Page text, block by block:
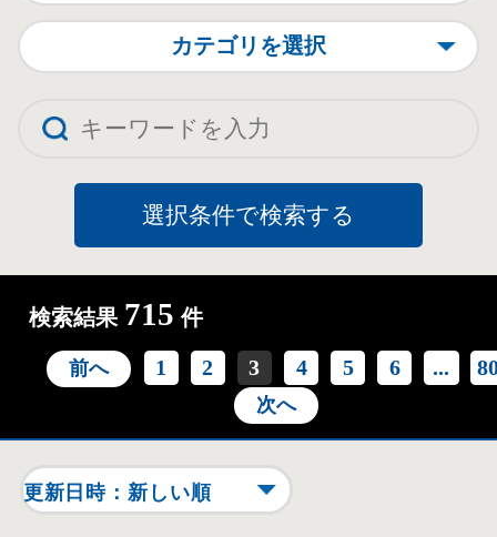
カテゴリを選択
検索結果 715 件
前へ 1 2 3 4 5 6 ...
次へ